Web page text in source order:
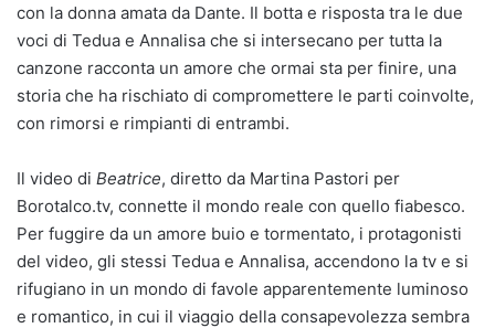
con la donna amata da Dante. Il botta e risposta tra le due
voci di Tedua e Annalisa che si intersecano per tutta la
canzone racconta un amore che ormai sta per finire, una
storia che ha rischiato di compromettere le parti coinvolte,
con rimorsi e rimpianti di entrambi.
Il video di Beatrice, diretto da Martina Pastori per
Borotalco.tv, connette il mondo reale con quello fiabesco.
Per fuggire da un amore buio e tormentato, i protagonisti
del video, gli stessi Tedua e Annalisa, accendono la tv e si
rifugiano in un mondo di favole apparentemente luminoso
e romantico, in cui il viaggio della consapevolezza sembra